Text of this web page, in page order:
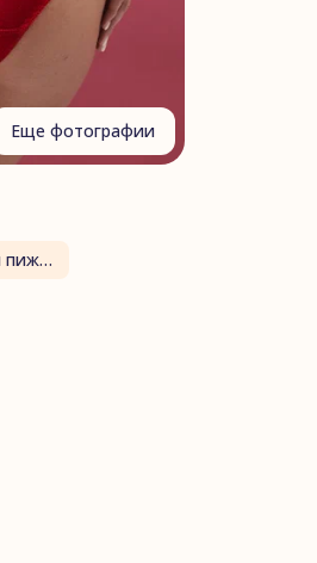
Еще фотографии
Подарки для нее: хлопковое белье и пижамы